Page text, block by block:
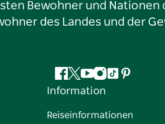
Bewohner und
des Landes und der
Facebook
Twitter
YouTube
Instagram
TikTokPinterest
Information
Reiseinformationen